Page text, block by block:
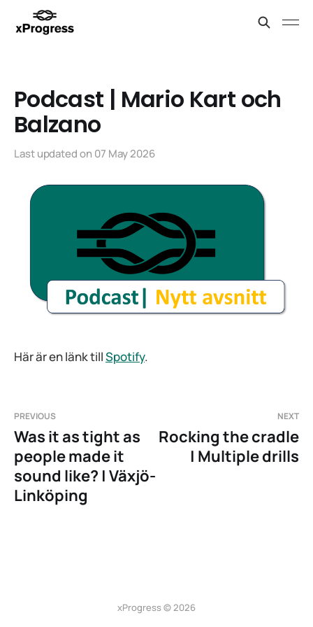
Podcast | Mario Kart och
Balzano
Last updated on 07 May 2026
Här är en länk tillSpotify.
PREVIOUS
Was it as tight as
people made it
sound like? | Växjö-
Linköping
NEXT
Rocking the cradle
| Multiple drills
xProgress © 2026